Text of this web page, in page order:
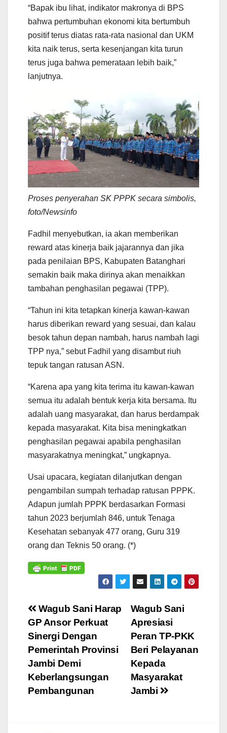
“Bapak ibu lihat, indikator makronya di BPS
bahwa pertumbuhan ekonomi kita bertumbuh
positif terus diatas rata-rata nasional dan UKM
kita naik terus, serta kesenjangan kita turun
terus juga bahwa pemerataan lebih baik,”
lanjutnya.
Proses penyerahan SK PPPK secara simbolis,
foto/Newsinfo
Fadhil menyebutkan, ia akan memberikan
reward atas kinerja baik jajarannya dan jika
pada penilaian BPS, Kabupaten Batanghari
semakin baik maka dirinya akan menaikkan
tambahan penghasilan pegawai (TPP).
“Tahun ini kita tetapkan kinerja kawan-kawan
harus diberikan reward yang sesuai, dan kalau
besok tahun depan nambah, harus nambah lagi
TPP nya,” sebut Fadhil yang disambut riuh
tepuk tangan ratusan ASN.
“Karena apa yang kita terima itu kawan-kawan
semua itu adalah bentuk kerja kita bersama. Itu
adalah uang masyarakat, dan harus berdampak
kepada masyarakat. Kita bisa meningkatkan
penghasilan pegawai apabila penghasilan
masyarakatnya meningkat,” ungkapnya.
Usai upacara, kegiatan dilanjutkan dengan
pengambilan sumpah terhadap ratusan PPPK.
Adapun jumlah PPPK berdasarkan Formasi
tahun 2023 berjumlah 846, untuk Tenaga
Kesehatan sebanyak 477 orang, Guru 319
orang dan Teknis 50 orang. (*)
Navigasi
pos
Wagub Sani
Apresiasi
Peran TP-PKK
Beri Pelayanan
Kepada
Masyarakat
Jambi
Wagub Sani Harap
GP Ansor Perkuat
Sinergi Dengan
Pemerintah Provinsi
Jambi Demi
Keberlangsungan
Pembangunan